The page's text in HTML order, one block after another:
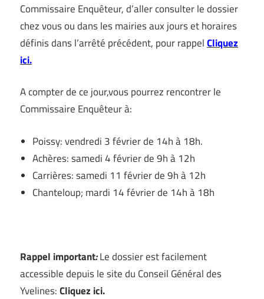
Commissaire Enquêteur, d’aller consulter le dossier
chez vous ou dans les mairies aux jours et horaires
définis dans l’arrêté précédent, pour rappelCliquez
ici.
A compter de ce jour,vous pourrez rencontrer le
Commissaire Enquêteur à:
Poissy: vendredi 3 février de 14h à 18h.
Achères: samedi 4 février de 9h à 12h
Carrières: samedi 11 février de 9h à 12h
Chanteloup; mardi 14 février de 14h à 18h
Rappel important:Le dossier est facilement
accessible depuis le site du Conseil Général des
Yvelines:Cliquez ici.